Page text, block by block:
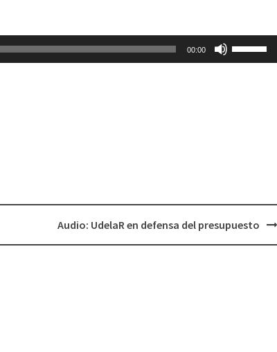
00:00
el
volumen.
Audio: UdelaR en defensa del presupuesto